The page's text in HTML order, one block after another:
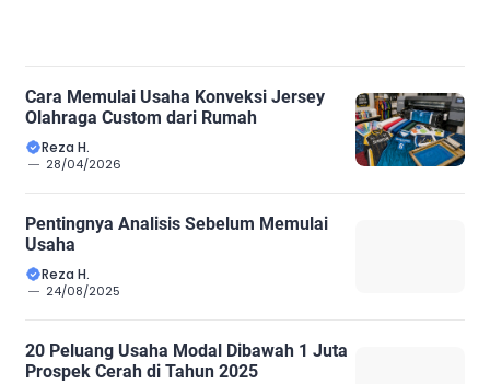
Cara Memulai Usaha Konveksi Jersey
Olahraga Custom dari Rumah
Reza H.
28/04/2026
Pentingnya Analisis Sebelum Memulai
Usaha
Reza H.
24/08/2025
20 Peluang Usaha Modal Dibawah 1 Juta
Prospek Cerah di Tahun 2025